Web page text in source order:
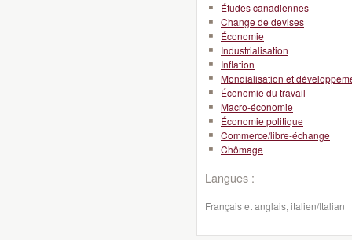
Études canadiennes
Change de devises
Économie
Industrialisation
Inflation
Mondialisation et
Économie du travail
Macro-économie
Économie politique
Commerce/libre-échange
Chômage
Langues :
Français et anglais, italien/Italian